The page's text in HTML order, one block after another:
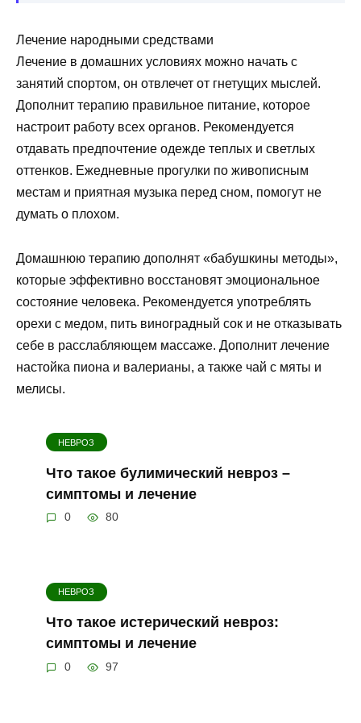
Лечение народными средствами
Лечение в домашних условиях можно начать с
занятий спортом, он отвлечет от гнетущих мыслей.
Дополнит терапию правильное питание, которое
настроит работу всех органов. Рекомендуется
отдавать предпочтение одежде теплых и светлых
оттенков. Ежедневные прогулки по живописным
местам и приятная музыка перед сном, помогут не
думать о плохом.
Домашнюю терапию дополнят «бабушкины методы»,
которые эффективно восстановят эмоциональное
состояние человека. Рекомендуется употреблять
орехи с медом, пить виноградный сок и не отказывать
себе в расслабляющем массаже. Дополнит лечение
настойка пиона и валерианы, а также чай с мяты и
мелисы.
НЕВРОЗ
Что такое булимический невроз –
симптомы и лечение
0 80
НЕВРОЗ
Что такое истерический невроз:
симптомы и лечение
0 97